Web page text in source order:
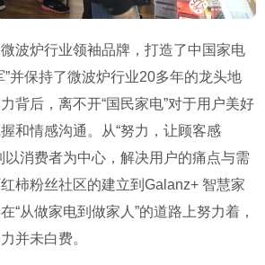
波炉行业领袖品牌，打造了中国家电
”并保持了微波炉行业20多年的龙头地
背后，离不开“国民家电”对于用户美好
和情感沟通。从“努力，让顾客感
以消费者为中心，解决用户的痛点与需
柿粉丝社区的建立到Galanz+ 智慧家
“从做家电到做家人”的道路上努力着，
并未白费。